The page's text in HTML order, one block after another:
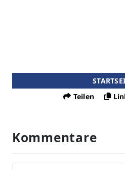
Teilen
Kommentare